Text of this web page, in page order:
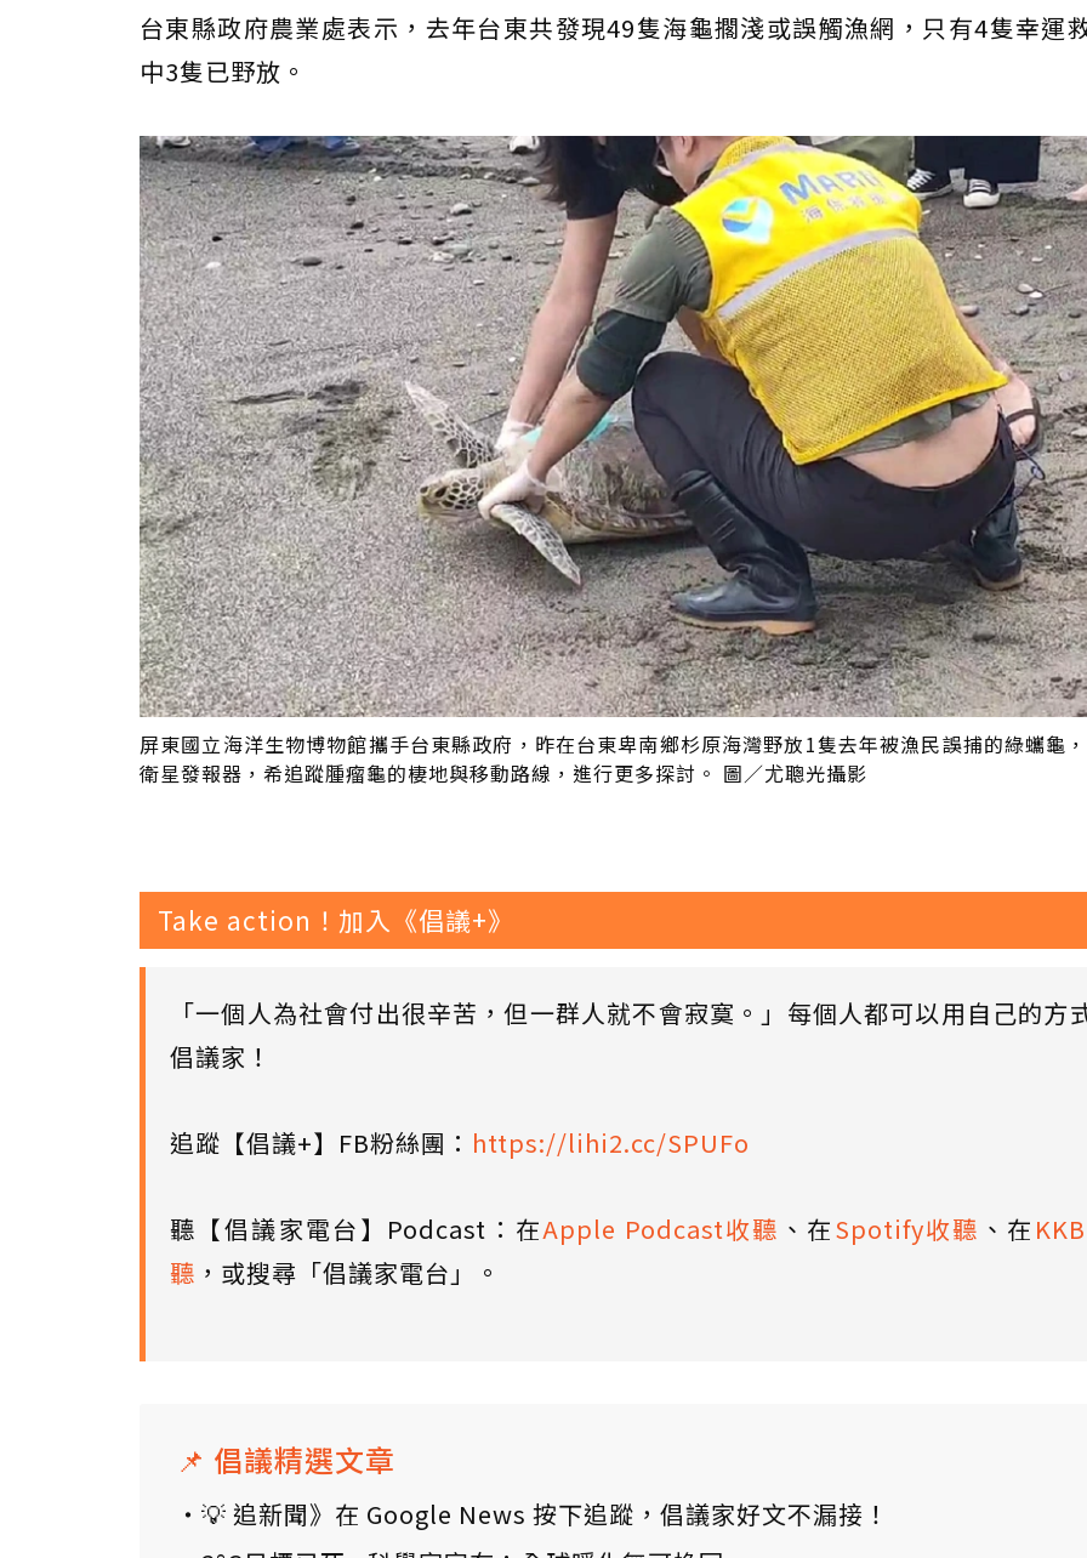
台東縣政府農業處表示，去年台東共發現49隻海龜擱淺或誤觸漁網，只有4隻幸運
中3隻已野放。
屏東國立海洋生物博物館攜手台東縣政府，昨在台東卑南鄉杉原海灣野放1隻去年被漁民誤捕的綠蠵龜
衛星發報器，希追蹤腫瘤龜的棲地與移動路線，進行更多探討。 圖／尤聰光攝影
Take action！加入《倡議+》
「一個人為社會付出很辛苦，但一群人就不會寂寞。」每個人都可以用自己的方
倡議家！
追蹤【倡議+】FB粉絲團： https://lihi2.cc/SPUFo
聽【倡議家電台】Podcast：在Apple Podcast收聽 、在Spotify收聽 、在
聽 ，或搜尋「倡議家電台」。
📌 倡議精選文章
💡 追新聞》在 Google News 按下追蹤，倡議家好文不漏接！